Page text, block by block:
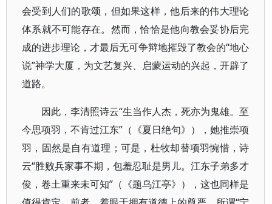
会受到人们的歌颂，但如果这样，他后来的伟大理论
体系就不可能存在。然而，恰恰是他向教会妥协后完
成的进步理论，才最后无可争辩地摧毁了教会的“地心
说”神学大厦，为文艺复兴、启蒙运动的兴起，开辟了
道路。
因此，李清照诗云“生当作人杰，死亦为鬼雄。至
今思项羽，不肯过江东”（《夏日绝句》），她推崇项
羽，固然是自有道理；可是，杜牧却替项羽惋惜，诗
云“胜败兵家事不期，包羞忍耻是男儿。江东子弟多才
俊，卷土重来未可知”（《题乌江亭》），这也同样是